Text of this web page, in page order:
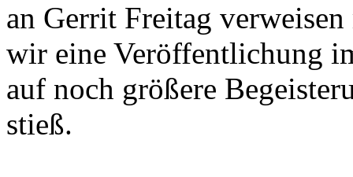
an Gerrit Freitag verweisen
wir eine Veröffentlichung
auf noch größere
stieß.